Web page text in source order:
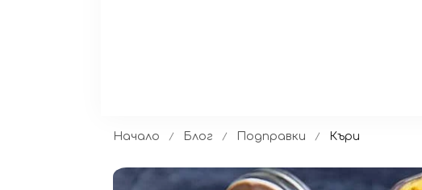
Начало Блог Подправки Къри